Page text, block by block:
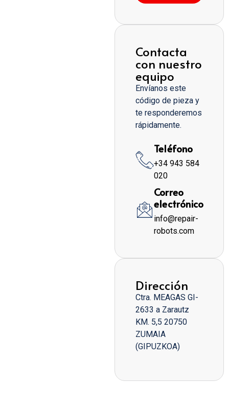
Contacta
con nuestro
equipo
Envíanos este
código de pieza y
te responderemos
rápidamente.
Teléfono
+34 943 584
020
Correo
electrónico
info@repair-
robots.com
Dirección
Ctra. MEAGAS GI-
2633 a Zarautz
KM. 5,5 20750
ZUMAIA
(GIPUZKOA)